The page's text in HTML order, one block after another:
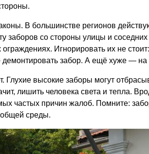
В большинстве регионов
заборов со стороны улицы и соседних
ограждениях. Игнорировать их не
забор. А ещё хуже — на
высокие заборы могут
лишить человека света и тепла.
частых причин жалоб. Помните:
общей среды.